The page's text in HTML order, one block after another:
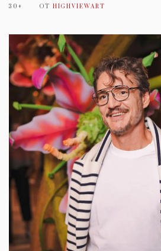
30+ ОТ HIGHVIEWART